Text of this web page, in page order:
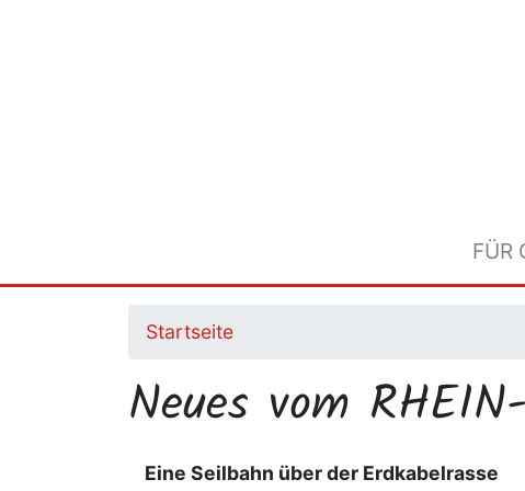
FÜR
Startseite
Neues vom
Eine Seilbahn über der Erdkabelrasse